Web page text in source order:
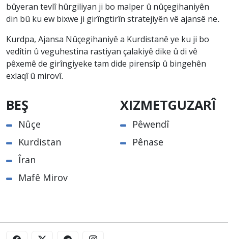
bûyeran tevlî hûrgiliyan ji bo malper û nûçegihaniyên
din bû ku ew bixwe ji girîngtirîn stratejiyên vê ajansê ne.
Kurdpa, Ajansa Nûçegihaniyê a Kurdistanê ye ku ji bo
vedîtin û veguhestina rastiyan çalakiyê dike û di vê
pêxemê de girîngiyeke tam dide pirensîp û bingehên
exlaqî û mirovî.
BEŞ
Nûçe
Kurdistan
Îran
Mafê Mirov
XIZMETGUZARÎ
Pêwendî
Pênase